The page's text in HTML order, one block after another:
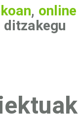
, online